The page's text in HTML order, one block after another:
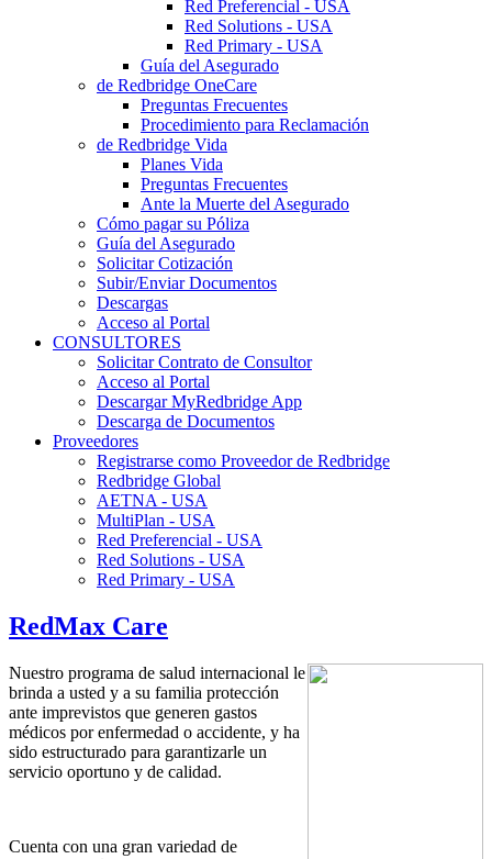
Red Preferencial - USA
Red Solutions - USA
Red Primary - USA
Guía del Asegurado
de Redbridge OneCare
Preguntas Frecuentes
Procedimiento para Reclamación
de Redbridge Vida
Planes Vida
Preguntas Frecuentes
Ante la Muerte del Asegurado
Cómo pagar su Póliza
Guía del Asegurado
Solicitar Cotización
Subir/Enviar Documentos
Descargas
Acceso al Portal
CONSULTORES
Solicitar Contrato de Consultor
Acceso al Portal
Descargar MyRedbridge App
Descarga de Documentos
Proveedores
Registrarse como Proveedor de Redbridge
Redbridge Global
AETNA - USA
MultiPlan - USA
Red Preferencial - USA
Red Solutions - USA
Red Primary - USA
RedMax Care
Nuestro programa de salud internacional le
brinda a usted y a su familia protección
ante imprevistos que generen gastos
médicos por enfermedad o accidente, y ha
sido estructurado para garantizarle un
servicio oportuno y de calidad.
Cuenta con una gran variedad de